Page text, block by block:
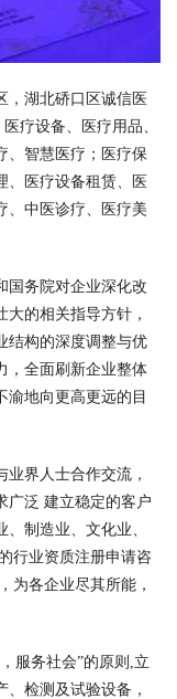
，湖北硚口区诚信医
疗设备、医疗用品、
、智慧医疗；医疗保
、医疗设备租赁、医
、中医诊疗、医疗美
国务院对企业深化改
的相关指导方针，
结构的深度调整与优
，全面刷新企业整体
渝地向更高更远的目
界人士合作交流，
广泛 建立稳定的客户
制造业、文化业、
行业资质注册申请咨
为各企业尽其所能，
服务社会”的原则,立
检测及试验设备，